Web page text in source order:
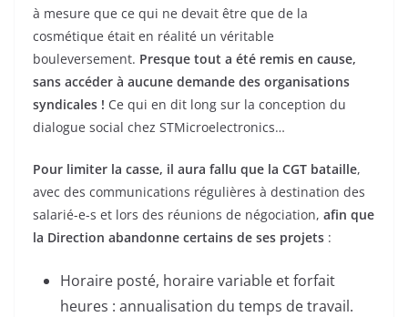
à mesure que ce qui ne devait être que de la
cosmétique était en réalité un véritable
bouleversement. Presque tout a été remis en cause,
sans accéder à aucune demande des organisations
syndicales ! Ce qui en dit long sur la conception du
dialogue social chez STMicroelectronics…
Pour limiter la casse, il aura fallu que la CGT bataille,
avec des communications régulières à destination des
salarié-e-s et lors des réunions de négociation, afin que
la Direction abandonne certains de ses projets :
Horaire posté, horaire variable et forfait
heures : annualisation du temps de travail.